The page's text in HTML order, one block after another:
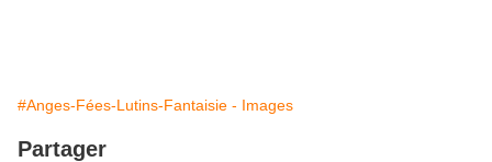
#Anges-Fées-Lutins-Fantaisie - Images
Partager